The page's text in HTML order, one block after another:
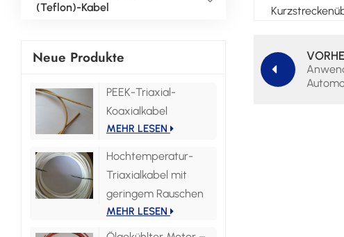
(Teflon)-Kabel
Neue Produkte
PEEK-Triaxial-
Koaxialkabel
MEHR LESEN
Hochtemperatur-
Triaxialkabel mit
geringem Rauschen
MEHR LESEN